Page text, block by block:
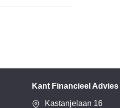
Kant Financieel Advies
Kastanjelaan 16